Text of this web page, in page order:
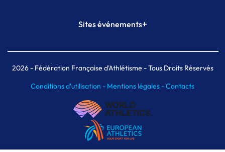
Plateforme Formation
Sites événements+
Meeting de Paris indoor
MAIF Ekiden de Paris
2026- Fédération Française d'Athlétisme - Tous Droits Réservés
Conditions d'utilisation - Mentions légales -Contacts